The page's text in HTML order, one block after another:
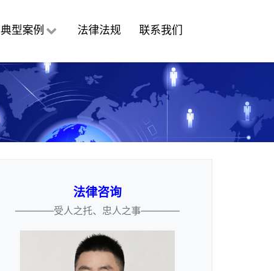
典型案例 法律法规 联系我们
法律咨询
————受人之托、忠人之事————